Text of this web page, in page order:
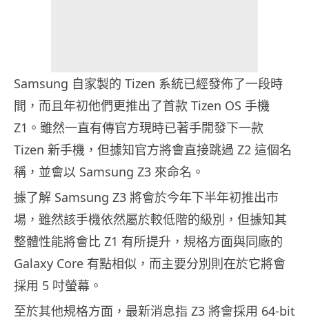
Samsung 自家製的 Tizen 系統已經發佈了一段時
間，而且年初他們更推出了首款 Tizen OS 手機
Z1。雖然一直有傳官方現時已著手開發下一款
Tizen 新手機，但據知官方將會直接跳過 Z2 這個名
稱，並會以 Samsung Z3 來命名。
據了解 Samsung Z3 將會於今年下半年初推出市
場，雖然該手機依然屬於較低階的級別，但據知其
整體性能將會比 Z1 有所提升，規格方面與同廠的
Galaxy Core 有點相似，而主要分別則在於它將會
採用 5 吋螢幕。
至於其他規格方面，最新消息指 Z3 將會採用 64-bit